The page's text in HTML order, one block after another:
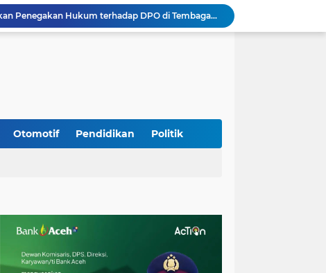
Tim Gabungan Lakukan Penegakan Hukum terhadap DPO di TembagapuraPercepat Pembangunan Infrastruktur, Kodim 0108/Agara Bersama Warga Lanjutkan Pengerjaan Jembatan Gantung di Lawe Ger Ger, Aceh Tenggara
TNI dan Masyarakat Gotong Royong Percepat Pengecoran Lantai Jembatan Beton di Desa Bunga Melur Aceh Tenggara
Hadiri Persami di Buengcala, Danramil Kuta Baro Dorong Semangat Kebersamaan Generasi Muda
AHM Kalibrasi Kompetensi Instruktur Safety Riding Terbaik se-Indonesia, Capella Raih Banyak Kategori Juara
Otomotif Pendidikan Politik